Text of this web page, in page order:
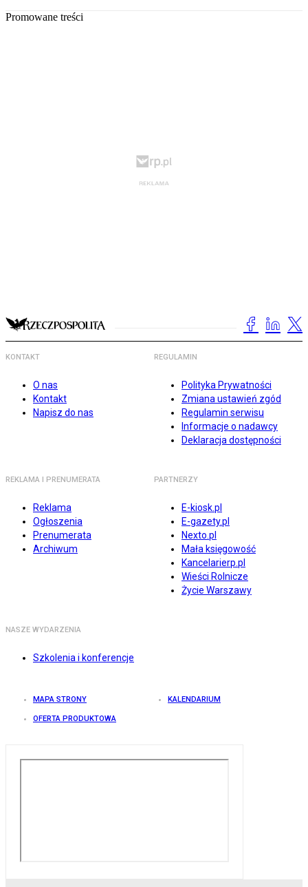
Promowane treści
KONTAKT
O nas
Kontakt
Napisz do nas
REGULAMIN
Polityka Prywatności
Zmiana ustawień zgód
Regulamin serwisu
Informacje o nadawcy
Deklaracja dostępności
REKLAMA I PRENUMERATA
Reklama
Ogłoszenia
Prenumerata
Archiwum
PARTNERZY
E-kiosk.pl
E-gazety.pl
Nexto.pl
Mała księgowość
Kancelarierp.pl
Wieści Rolnicze
Życie Warszawy
NASZE WYDARZENIA
Szkolenia i konferencje
MAPA STRONY KALENDARIUM
OFERTA PRODUKTOWA